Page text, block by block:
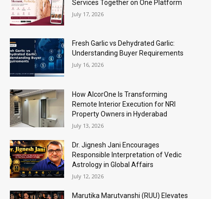
Services Together on One Platform
July 17, 2026
Fresh Garlic vs Dehydrated Garlic:
Understanding Buyer Requirements
July 16, 2026
How AlcorOne Is Transforming
Remote Interior Execution for NRI
Property Owners in Hyderabad
July 13, 2026
Dr. Jignesh Jani Encourages
Responsible Interpretation of Vedic
Astrology in Global Affairs
July 12, 2026
Marutika Marutvanshi (RUU) Elevates